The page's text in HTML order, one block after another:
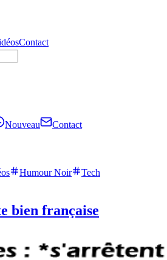
Contact
Nouveau Contact
Humour Noir
Tech
bien française